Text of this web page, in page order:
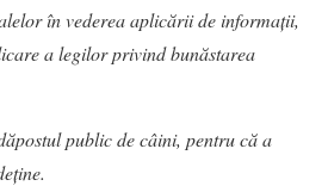
în vederea aplicării de informații,
a legilor privind bunăstarea
public de câini, pentru că a